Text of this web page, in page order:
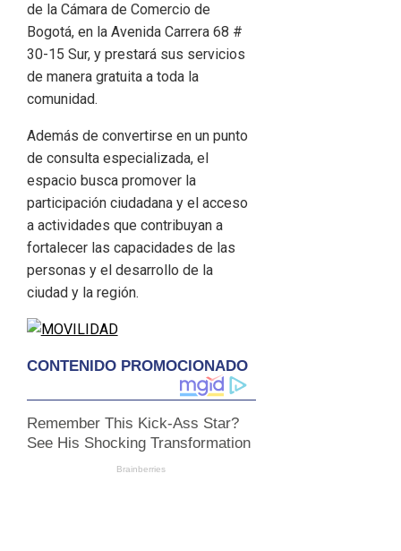
de la Cámara de Comercio de
Bogotá, en la Avenida Carrera 68 #
30-15 Sur, y prestará sus servicios
de manera gratuita a toda la
comunidad.
Además de convertirse en un punto
de consulta especializada, el
espacio busca promover la
participación ciudadana y el acceso
a actividades que contribuyan a
fortalecer las capacidades de las
personas y el desarrollo de la
ciudad y la región.